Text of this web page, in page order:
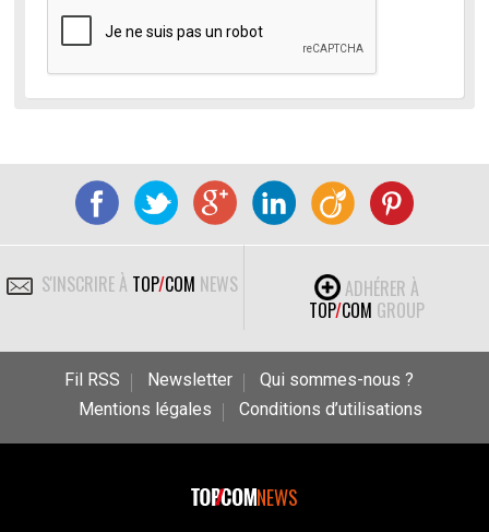
S'INSCRIRE À TOP/COM NEWS
ADHÉRER À
TOP/COM GROUP
Fil RSS Newsletter
Qui sommes-nous ?
Mentions légales
Conditions d’utilisations
NEWS